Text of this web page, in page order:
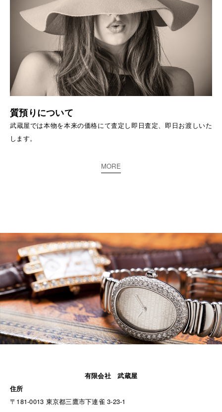
質預りについて
武蔵屋では本物を本来の価格にて査定し即日査定、即日お渡しいた
します。
MORE
有限会社 武蔵屋
住所
〒181-0013 東京都三鷹市下連雀 3-23-1